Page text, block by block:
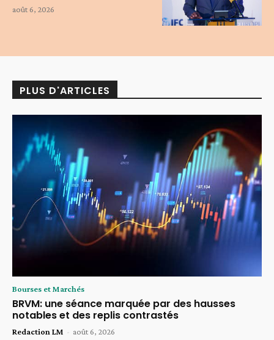
août 6, 2026
PLUS D'ARTICLES
Bourses et Marchés
BRVM: une séance marquée par des hausses
notables et des replis contrastés
Redaction LM - août 6, 2026